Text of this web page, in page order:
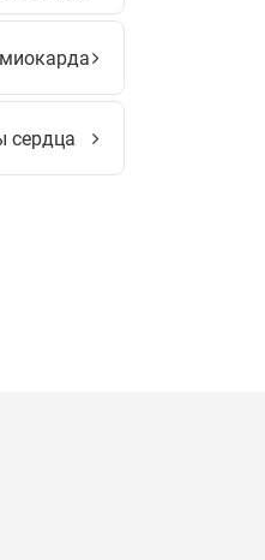
сердца